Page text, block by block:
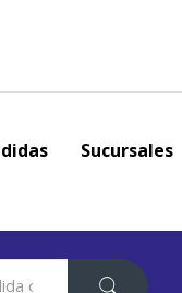
Sucursales